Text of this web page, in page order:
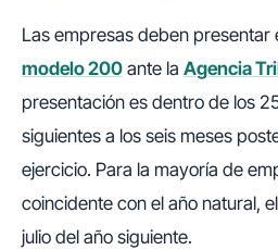
Las empresas deben presentar
modelo 200 ante la Agencia
presentación es dentro de los
siguientes a los seis meses
ejercicio. Para la mayoría de
coincidente con el año natural,
julio del año siguiente.